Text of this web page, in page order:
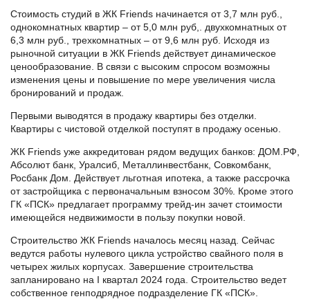
Стоимость студий в ЖК Friends начинается от 3,7 млн руб.,
однокомнатных квартир – от 5,0 млн руб,. двухкомнатных от
6,3 млн руб., трехкомнатных – от 9,6 млн руб. Исходя из
рыночной ситуации в ЖК Friends действует динамическое
ценообразование. В связи с высоким спросом возможны
изменения цены и повышение по мере увеличения числа
бронирований и продаж.
Первыми выводятся в продажу квартиры без отделки.
Квартиры с чистовой отделкой поступят в продажу осенью.
ЖК Friends уже аккредитован рядом ведущих банков: ДОМ.РФ,
Абсолют банк, Уралсиб, Металлинвестбанк, Совкомбанк,
Росбанк Дом. Действует льготная ипотека, а также рассрочка
от застройщика с первоначальным взносом 30%. Кроме этого
ГК «ПСК» предлагает программу трейд-ин зачет стоимости
имеющейся недвижимости в пользу покупки новой.
Строительство ЖК Friends началось месяц назад. Сейчас
ведутся работы нулевого цикла устройство свайного поля в
четырех жилых корпусах. Завершение строительства
запланировано на I квартал 2024 года. Строительство ведет
собственное генподрядное подразделение ГК «ПСК».